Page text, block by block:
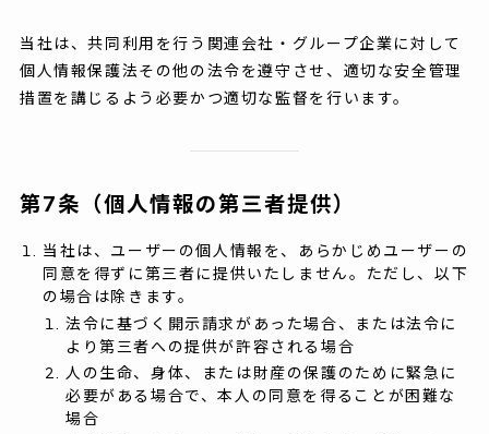
当社は、共同利用を行う関連会社・グループ企業に対して
個人情報保護法その他の法令を遵守させ、適切な安全管理
措置を講じるよう必要かつ適切な監督を行います。
第7条（個人情報の第三者提供）
当社は、ユーザーの個人情報を、あらかじめユーザーの
同意を得ずに第三者に提供いたしません。ただし、以下
の場合は除きます。
法令に基づく開示請求があった場合、または法令に
より第三者への提供が許容される場合
人の生命、身体、または財産の保護のために緊急に
必要がある場合で、本人の同意を得ることが困難な
場合